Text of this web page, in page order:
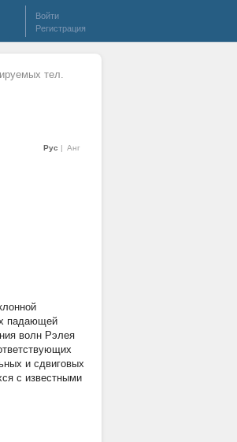
Войти
Регистрация
тел.
Рус Анг
падающей
волн Рэлея
и сдвиговых
с известными